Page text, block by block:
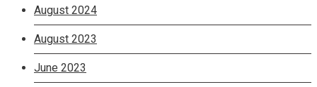
August 2024
August 2023
June 2023